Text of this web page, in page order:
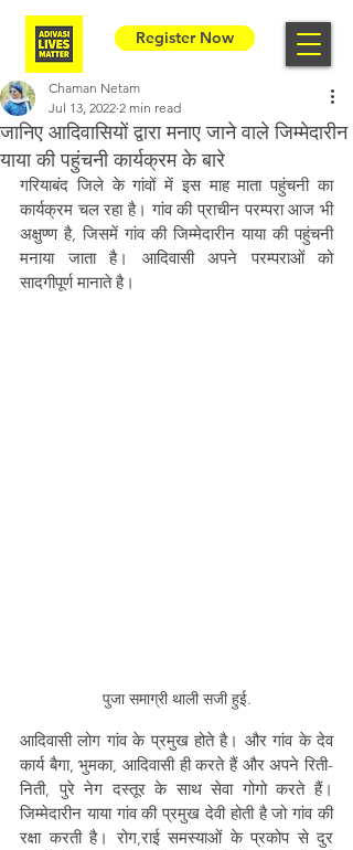
Register Now
जानिए आदिवासियों द्वारा मनाए जाने वाले जिम्मेदारीन
याया की पहुंचनी कार्यक्रम के बारे
Chaman Netam
Jul 13, 2022 2 min read
गरियाबंद जिले के गांवों में इस माह माता पहुंचनी का
कार्यक्रम चल रहा है। गांव की प्राचीन परम्परा आज भी
अक्षुण्ण है, जिसमें गांव की जिम्मेदारीन याया की पहुंचनी
मनाया जाता है। आदिवासी अपने परम्पराओं को
सादगीपूर्ण मानाते है।
पुजा समाग्री थाली सजी हुई.
आदिवासी लोग गांव के प्रमुख होते है। और गांव के देव
कार्य बैगा, भुमका, आदिवासी ही करते हैं और अपने रिती-
निती, पुरे नेग दस्तूर के साथ सेवा गोगो करते हैं।
जिम्मेदारीन याया गांव की प्रमुख देवी होती है जो गांव की
रक्षा करती है। रोग,राई समस्याओं के प्रकोप से दुर